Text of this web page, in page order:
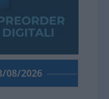
08/2026